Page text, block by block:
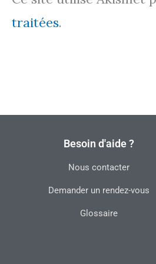
traitées.
Besoin d'aide ?
Nous contacter
Demander un rendez-vous
Glossaire